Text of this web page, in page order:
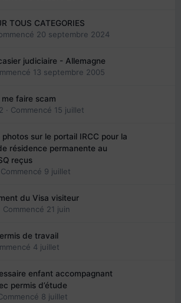
TOUS CATEGORIES
20 septembre 2024
judiciaire - Allemagne
13 septembre 2005
faire scam
· Commencé 15 juillet
sur le portail IRCC pour la
résidence permanente au
reçus
Commencé 9 juillet
du Visa visiteur
Commencé 21 juin
de travail
4 juillet
enfant accompagnant
permis d’étude
8 juillet